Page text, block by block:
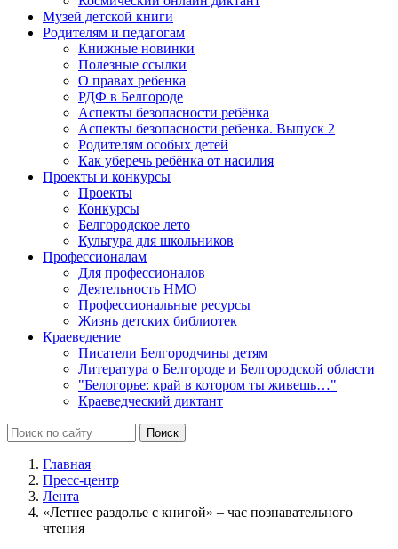
Музей детской книги
Родителям и педагогам
Книжные новинки
Полезные ссылки
О правах ребенка
РДФ в Белгороде
Аспекты безопасности ребёнка
Аспекты безопасности ребенка. Выпуск 2
Родителям особых детей
Как уберечь ребёнка от насилия
Проекты и конкурсы
Проекты
Конкурсы
Белгородское лето
Культура для школьников
Профессионалам
Для профессионалов
Деятельность НМО
Профессиональные ресурсы
Жизнь детских библиотек
Краеведение
Писатели Белгородчины детям
Литература о Белгороде и Белгородской области
"Белогорье: край в котором ты живешь…"
Краеведческий диктант
Главная
Пресс-центр
Лента
«Летнее раздолье с книгой» – час познавательного
чтения